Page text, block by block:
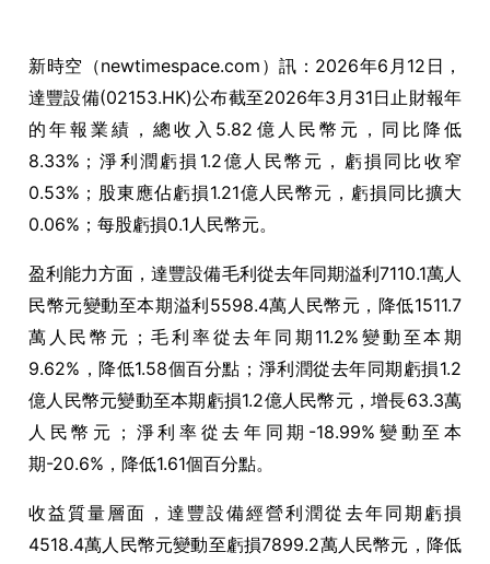
新時空（newtimespace.com）訊：2026年6月12日，
達豐設備(02153.HK)公布截至2026年3月31日止財報年
的年報業績，總收入5.82億人民幣元，同比降低
8.33%；淨利潤虧損1.2億人民幣元，虧損同比收窄
0.53%；股東應佔虧損1.21億人民幣元，虧損同比擴大
0.06%；每股虧損0.1人民幣元。
盈利能力方面，達豐設備毛利從去年同期溢利7110.1萬人
民幣元變動至本期溢利5598.4萬人民幣元，降低1511.7
萬人民幣元；毛利率從去年同期11.2%變動至本期
9.62%，降低1.58個百分點；淨利潤從去年同期虧損1.2
億人民幣元變動至本期虧損1.2億人民幣元，增長63.3萬
人民幣元；淨利率從去年同期-18.99%變動至本
期-20.6%，降低1.61個百分點。
收益質量層面，達豐設備經營利潤從去年同期虧損
4518.4萬人民幣元變動至虧損7899.2萬人民幣元，降低